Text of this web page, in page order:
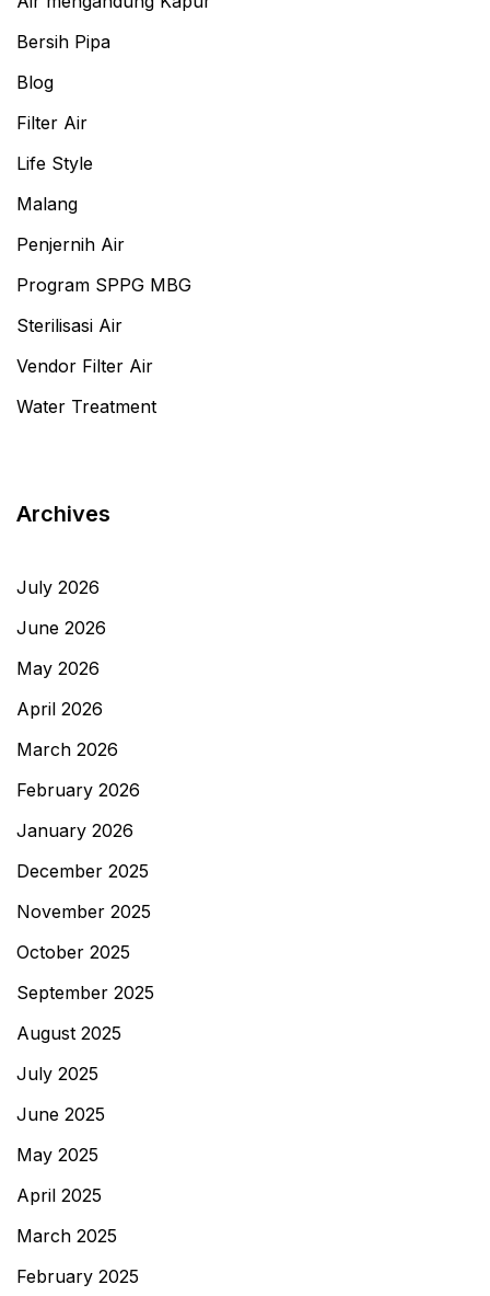
Bersih Pipa
Blog
Filter Air
Life Style
Malang
Penjernih Air
Program SPPG MBG
Sterilisasi Air
Vendor Filter Air
Water Treatment
Archives
July 2026
June 2026
May 2026
April 2026
March 2026
February 2026
January 2026
December 2025
November 2025
October 2025
September 2025
August 2025
July 2025
June 2025
May 2025
April 2025
March 2025
February 2025